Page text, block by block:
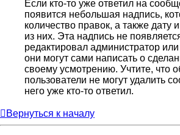
Если кто-то уже ответил на
появится небольшая надпись,
количество правок, а также дату
из них. Эта надпись не
редактировал администратор
они могут сами написать о
своему усмотрению. Учтите, что
пользователи не могут удалить
него уже кто-то ответил.
Вернуться к началу